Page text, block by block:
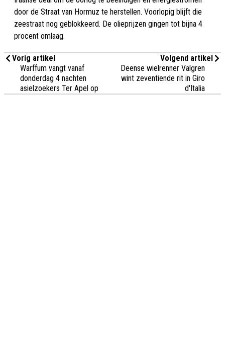
door de Straat van Hormuz te herstellen. Voorlopig blijft die
zeestraat nog geblokkeerd. De olieprijzen gingen tot bijna 4
procent omlaag.
Vorig artikel
Warffum vangt vanaf
donderdag 4 nachten
asielzoekers Ter Apel op
Volgend artikel
Deense wielrenner Valgren
wint zeventiende rit in Giro
d'Italia